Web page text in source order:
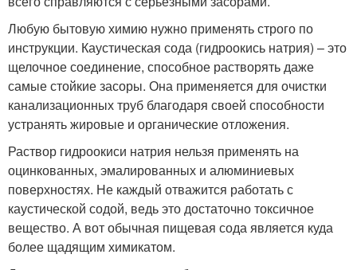
Любую бытовую химию нужно применять строго по
инструкции. Каустическая сода (гидроокись натрия) – это
щелочное соединение, способное растворять даже
самые стойкие засоры. Она применяется для очистки
канализационных труб благодаря своей способности
устранять жировые и органические отложения.
Раствор гидроокиси натрия нельзя применять на
оцинкованных, эмалированных и алюминиевых
поверхностях. Не каждый отважится работать с
каустической содой, ведь это достаточно токсичное
вещество. А вот обычная пищевая сода является куда
более щадящим химикатом.